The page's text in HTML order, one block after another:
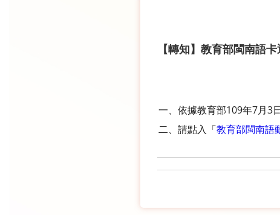
【轉知】教育部閩南語卡
一、依據教育部109年7月3
二、請點入「教育部閩南語